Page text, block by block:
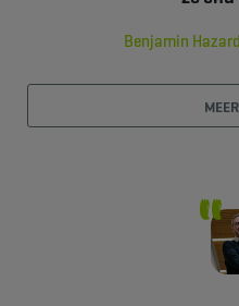
Benjamin